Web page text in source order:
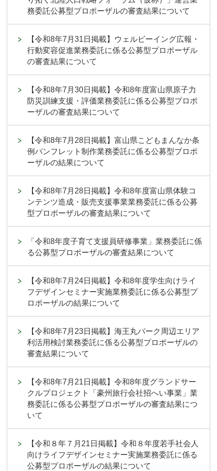
務委託公募型プロポーザルの審査結果について
【令和8年7月31日掲載】ウェルビーイング広報・
行動変容促進業務委託に係る公募型プロポーザル
の審査結果について
【令和8年7月30日掲載】令和8年度富山県原子力
防災訓練支援・評価業務委託に係る公募型プロポ
ーザルの審査結果について
【令和8年7月28日掲載】富山県こどもまんなか条
例パンフレット制作業務委託に係る公募型プロポ
ーザルの結果について
【令和8年7月28日掲載】令和8年度富山県体験コ
ンテンツ造成・販売支援事業業務委託に係る公募
型プロポーザルの審査結果について
「令和8年度子育て支援員研修事業」業務委託に係
る公募型プロポーザルの審査結果について
【令和8年7月24日掲載】令和8年度学生向けライ
フデザインセミナー実施業務委託に係る公募型プ
ロポーザルの結果について
【令和8年7月23日掲載】海王丸パーク周辺エリア
利活用検討業務委託に係る公募型プロポーザルの
審査結果について
【令和8年7月21日掲載】令和8年度グランドサー
クルプロジェクト「豪州旅行会社招へい事業」業
務委託に係る公募型プロポーザルの審査結果につ
いて
【令和８年７月21日掲載】令和８年度若手社会人
向けライフデザインセミナー実施業務委託に係る
公募型プロポーザルの結果について